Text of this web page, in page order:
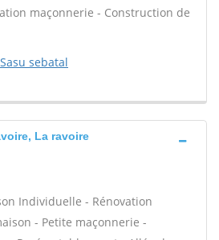
maçonnerie - Construction de
Sasu sebatal
La ravoire
Individuelle - Rénovation
- Petite maçonnerie -